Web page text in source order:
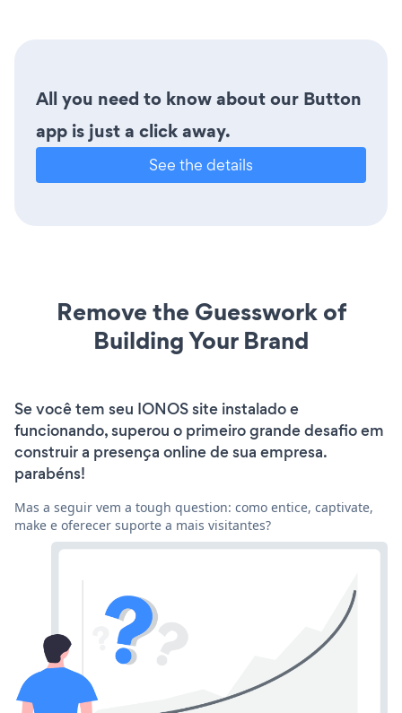
All you need to know about our Button
app is just a click away.
See the details
Remove the Guesswork of
Building Your Brand
Se você tem seu IONOS site instalado e
funcionando, superou o primeiro grande desafio em
construir a presença online de sua empresa.
parabéns!
Mas a seguir vem a tough question: como entice, captivate,
make e oferecer suporte a mais visitantes?